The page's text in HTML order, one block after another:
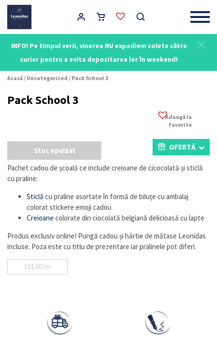
INFO! Pe timpul verii, vinerea NU expediem colete către
curier pentru a evita depozitarea lor în weekend!
Main Navigation
Acasă/ Uncategorized / Pack School 3
Pack School 3
Adaugă la
favorite
Stoc epuizat OFERTĂ
Pachet cadou de școală ce include creioane de cicocolată și sticlă
cu praline:
Sticlă cu praline asortate în formă de biluțe cu ambalaj
colorat stickere emoji cadou
Creioane colorate din ciocolată belgiană delicioasă cu lapte
Produs exclusiv online! Pungă cadou și hărtie de mătase Leonidas
incluse. Poza este cu titlu de prezentare iar pralinele pot diferi.
101.00 lei